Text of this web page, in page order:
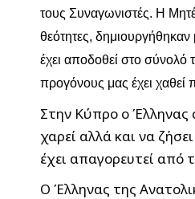
τους Συναγωνιστές. Η
θεότητες,
έχει αποδοθεί στο
προγόνους μας έχει χαθεί
Στην Κύπρο ο Έλληνας
χαρεί αλλά και να
έχει απαγορευτεί από
Ο Έλληνας της